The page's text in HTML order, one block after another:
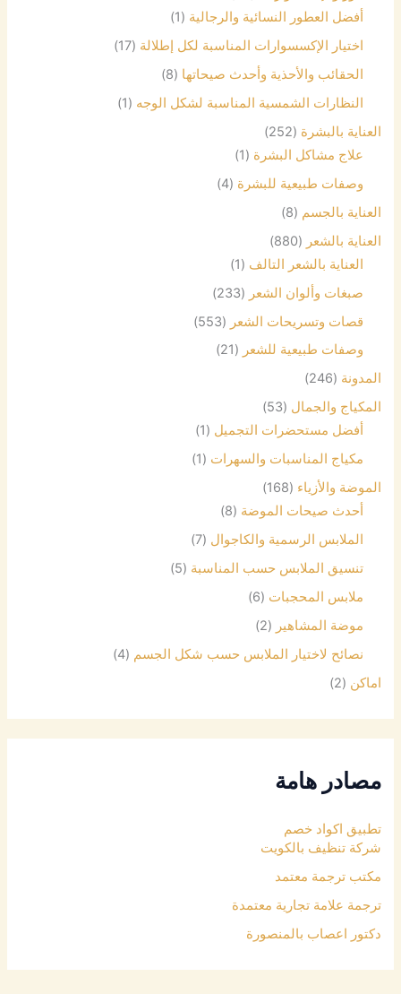
أفضل العطور النسائية والرجالية (1)
اختيار الإكسسوارات المناسبة لكل إطلالة (17)
الحقائب والأحذية وأحدث صيحاتها (8)
النظارات الشمسية المناسبة لشكل الوجه (1)
العناية بالبشرة (252)
علاج مشاكل البشرة (1)
وصفات طبيعية للبشرة (4)
العناية بالجسم (8)
العناية بالشعر (880)
العناية بالشعر التالف (1)
صبغات وألوان الشعر (233)
قصات وتسريحات الشعر (553)
وصفات طبيعية للشعر (21)
المدونة (246)
المكياج والجمال (53)
أفضل مستحضرات التجميل (1)
مكياج المناسبات والسهرات (1)
الموضة والأزياء (168)
أحدث صيحات الموضة (8)
الملابس الرسمية والكاجوال (7)
تنسيق الملابس حسب المناسبة (5)
ملابس المحجبات (6)
موضة المشاهير (2)
نصائح لاختيار الملابس حسب شكل الجسم (4)
اماكن (2)
مصادر هامة
تطبيق اكواد خصم
شركة تنظيف بالكويت
مكتب ترجمة معتمد
ترجمة علامة تجارية معتمدة
دكتور اعصاب بالمنصورة